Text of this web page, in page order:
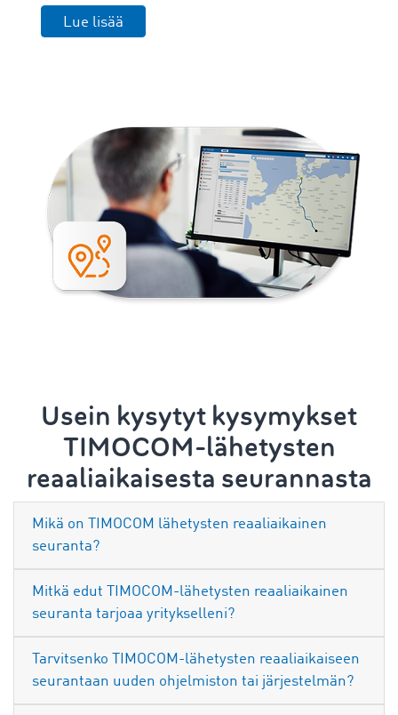
Lue lisää
Usein kysytyt kysymykset
TIMOCOM-lähetysten
reaaliaikaisesta seurannasta
Mikä on TIMOCOM lähetysten reaaliaikainen
seuranta?
Mitkä edut TIMOCOM-lähetysten reaaliaikainen
seuranta tarjoaa yritykselleni?
Tarvitsenko TIMOCOM-lähetysten reaaliaikaiseen
seurantaan uuden ohjelmiston tai järjestelmän?